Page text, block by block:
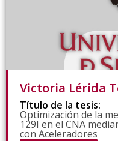
Victoria Lérida
Título de la tesis:
Optimización de la
129I en el CNA
con Aceleradores